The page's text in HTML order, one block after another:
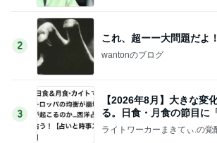
2
これ、超ーー大問題だよ
wantonのブログ
3
【2026年8月】大きな変
る。日食・月食の節目に
きる
ライトワーカーまきてぃ.の覚